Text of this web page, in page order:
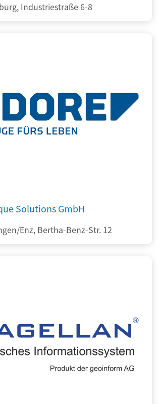
Industriestraße 6-8
Solutions GmbH
Enz, Bertha-Benz-Str. 12